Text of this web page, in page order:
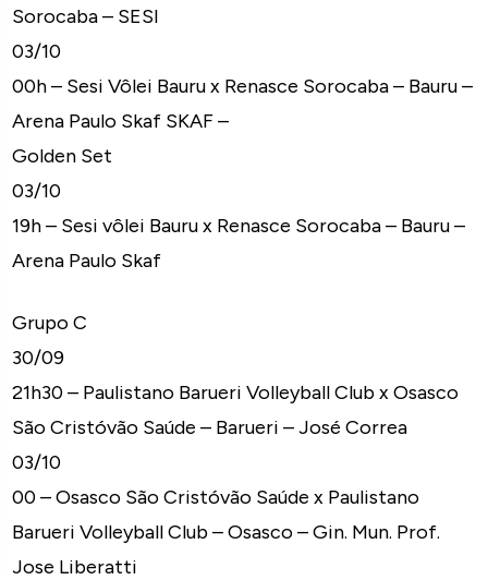
Sorocaba – SESI
03/10
00h – Sesi Vôlei Bauru x Renasce Sorocaba – Bauru –
Arena Paulo Skaf SKAF –
Golden Set
03/10
19h – Sesi vôlei Bauru x Renasce Sorocaba – Bauru –
Arena Paulo Skaf
Grupo C
30/09
21h30 – Paulistano Barueri Volleyball Club x Osasco
São Cristóvão Saúde – Barueri – José Correa
03/10
00 – Osasco São Cristóvão Saúde x Paulistano
Barueri Volleyball Club – Osasco – Gin. Mun. Prof.
Jose Liberatti